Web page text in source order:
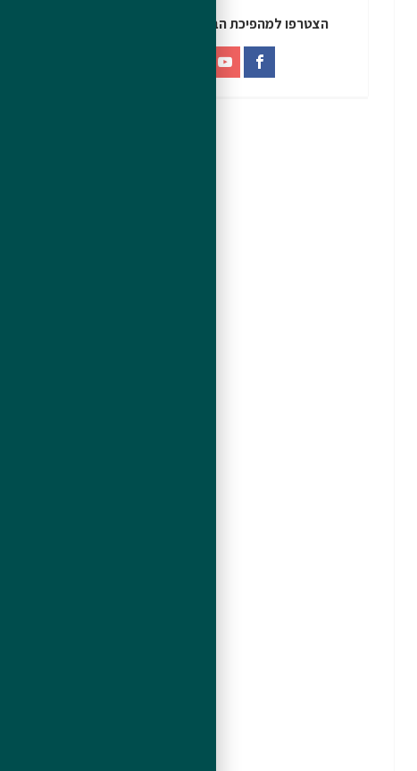
הצטרפו למהפיכת הבריאות - גם בדיגיטל